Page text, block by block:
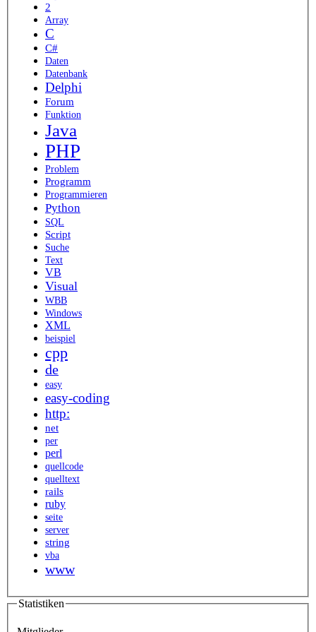
2
Array
C
C#
Daten
Datenbank
Delphi
Forum
Funktion
Java
PHP
Problem
Programm
Programmieren
Python
SQL
Script
Suche
Text
VB
Visual
WBB
Windows
XML
beispiel
cpp
de
easy
easy-coding
http:
net
per
perl
quellcode
quelltext
rails
ruby
seite
server
string
vba
www
Statistiken